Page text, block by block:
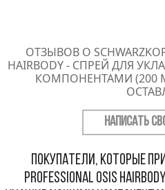
ОТЗЫВОВ О
HAIRBODY - СПРЕЙ ДЛЯ
КОМПОНЕНТАМИ (200
НАПИСАТЬ
Покупатели, которые
Professional Osis